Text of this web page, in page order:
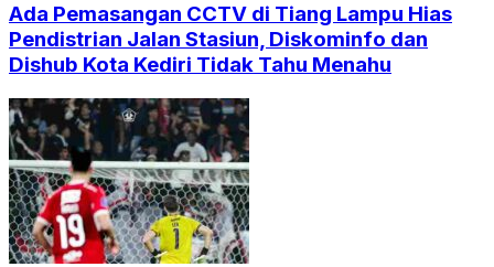
Ada Pemasangan CCTV di Tiang Lampu Hias
Pendistrian Jalan Stasiun, Diskominfo dan
Dishub Kota Kediri Tidak Tahu Menahu